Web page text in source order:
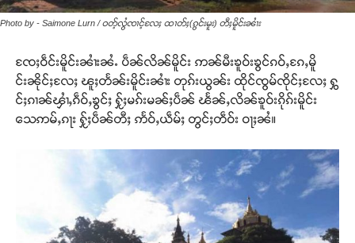
Photo by - Saimone Lurn / ဝတ့်လွႆၸၢင့်လႄႈ ထၢတ်ႈ(ၵွင်းမူး) တီႈမိူင်းၼၢႆး
ၸႄႈဝဵင်းမိူင်းၼၢႆးၼႆႉ ပဵၼ်လိၼ်မိူင်း ဢၼ်မီးၶူဝ်းၶွင်ၵဝ်ႇၵႄႇမိူ
င်းၼိုင်ႈလႄႈ ၽူႈတႅၼ်းမိူင်းၼၢႆး တုၵ်းယွၼ်း ထိုင်ၸွမ်ၸိုင်ႈလႄႈ ႁွ
င်ႈၵၢၼ်ၾၢႆႇၵဵဝ်ႇၶွင်ႈ ႁႂ်ႈမၵ်းမၼ်ႈပဵၼ် ၽႅၼ်ႇလိၼ်ၶူဝ်းၵိုၵ်းမိူင်း
သေဢမ်ႇၵႃး ႁႂ်ႈပဵၼ်တီႈ ဢႅဝ်ႇယဵမ်ႈ တွင်ႈတဵဝ်း ဝႃႈၼႆ။